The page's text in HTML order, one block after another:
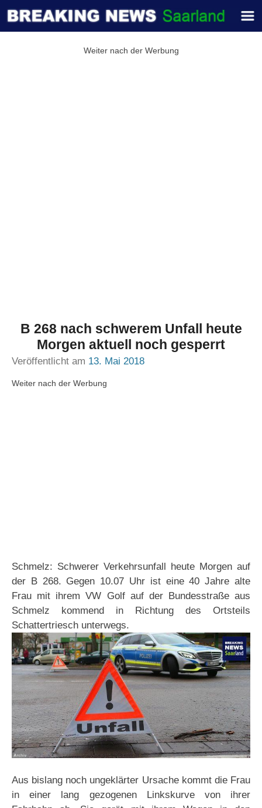
Weiter nach der Werbung
B 268 nach schwerem Unfall heute
Morgen aktuell noch gesperrt
Veröffentlicht am 13. Mai 2018
Weiter nach der Werbung
Schmelz: Schwerer Verkehrsunfall heute Morgen auf
der B 268. Gegen 10.07 Uhr ist eine 40 Jahre alte
Frau mit ihrem VW Golf auf der Bundesstraße aus
Schmelz kommend in Richtung des Ortsteils
Schattertriesch unterwegs.
Aus bislang noch ungeklärter Ursache kommt die Frau
in einer lang gezogenen Linkskurve von ihrer